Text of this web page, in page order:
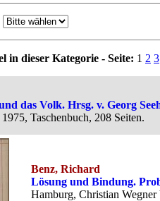
in dieser Kategorie - Seite: 1 2 3
das Volk. Hrsg. v. Georg
Taschenbuch, 208 Seiten.
Benz, Richard
Lösung und Bindung.
Hamburg, Christian Wegner